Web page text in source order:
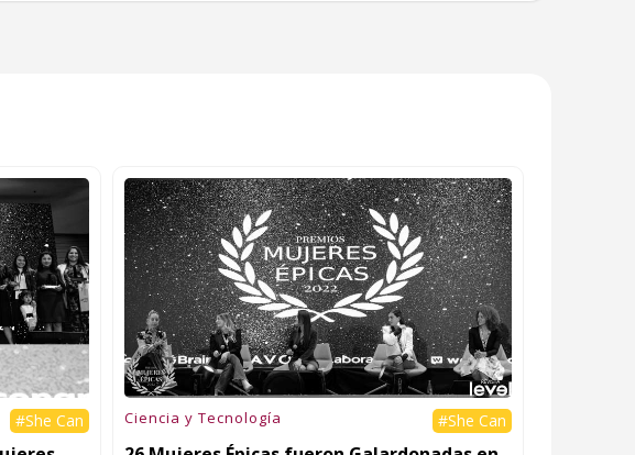
#She Can Ciencia y Tecnología #She Can